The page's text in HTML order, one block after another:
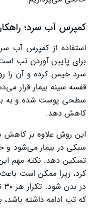
کمپرس آب سرد؛
استفاده از کمپرس آب
برای پایین آوردن تب
سرد خیس کرده و آن را
قفسه سینه بیمار قرار
سطحی پوست شده و به
کاهش دهد.
این روش علاوه بر
سبکی در بیمار می‌شود و
تسکین دهد. نکته مهم
کرد، زیرا ممکن است
که تب ادامه داشته